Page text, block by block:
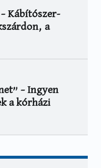
Kábítószer-
a
– Ingyen
a kórházi